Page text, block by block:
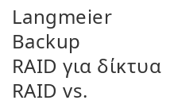
Langmeier
Backup
RAID για δίκτυα
RAID vs.